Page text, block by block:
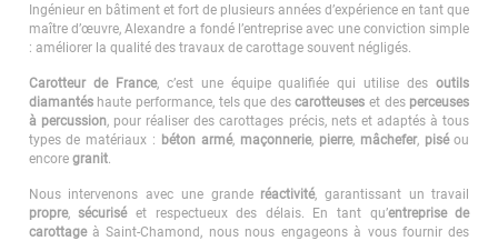
Ingénieur en bâtiment et fort de plusieurs années d’expérience en tant que
maître d’œuvre, Alexandre a fondé l’entreprise avec une conviction simple
: améliorer la qualité des travaux de carottage souvent négligés.
Carotteur de France, c’est une équipe qualifiée qui utilise desoutils
diamantéshaute performance, tels que descarotteuses et des perceuses
à percussion, pour réaliser des carottages précis, nets et adaptés à tous
types de matériaux : béton armé, maçonnerie, pierre, mâchefer, piséou
encore granit.
Nous intervenons avec une grande réactivité, garantissant un travail
propre, sécuriséet respectueux des délais. En tant qu’entreprise de
carottageà Saint-Chamond, nous nous engageons à vous fournir des